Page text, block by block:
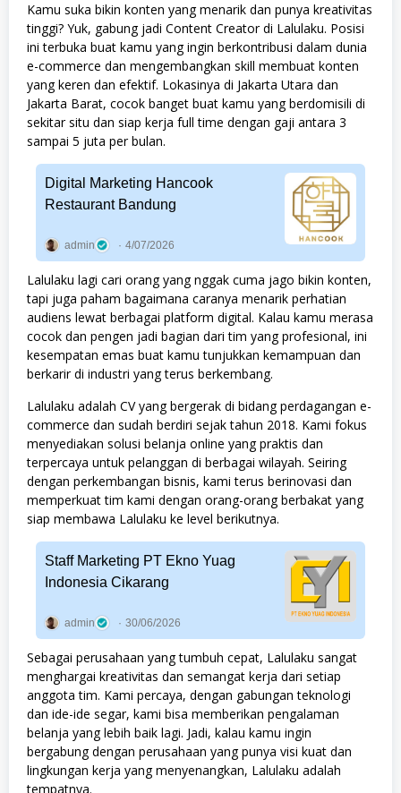
Kamu suka bikin konten yang menarik dan punya kreativitas
tinggi? Yuk, gabung jadi Content Creator di Lalulaku. Posisi
ini terbuka buat kamu yang ingin berkontribusi dalam dunia
e-commerce dan mengembangkan skill membuat konten
yang keren dan efektif. Lokasinya di Jakarta Utara dan
Jakarta Barat, cocok banget buat kamu yang berdomisili di
sekitar situ dan siap kerja full time dengan gaji antara 3
sampai 5 juta per bulan.
Digital Marketing Hancook
Restaurant Bandung
admin 4/07/2026
Lalulaku lagi cari orang yang nggak cuma jago bikin konten,
tapi juga paham bagaimana caranya menarik perhatian
audiens lewat berbagai platform digital. Kalau kamu merasa
cocok dan pengen jadi bagian dari tim yang profesional, ini
kesempatan emas buat kamu tunjukkan kemampuan dan
berkarir di industri yang terus berkembang.
Lalulaku adalah CV yang bergerak di bidang perdagangan e-
commerce dan sudah berdiri sejak tahun 2018. Kami fokus
menyediakan solusi belanja online yang praktis dan
terpercaya untuk pelanggan di berbagai wilayah. Seiring
dengan perkembangan bisnis, kami terus berinovasi dan
memperkuat tim kami dengan orang-orang berbakat yang
siap membawa Lalulaku ke level berikutnya.
Staff Marketing PT Ekno Yuag
Indonesia Cikarang
admin 30/06/2026
Sebagai perusahaan yang tumbuh cepat, Lalulaku sangat
menghargai kreativitas dan semangat kerja dari setiap
anggota tim. Kami percaya, dengan gabungan teknologi
dan ide-ide segar, kami bisa memberikan pengalaman
belanja yang lebih baik lagi. Jadi, kalau kamu ingin
bergabung dengan perusahaan yang punya visi kuat dan
lingkungan kerja yang menyenangkan, Lalulaku adalah
tempatnya.